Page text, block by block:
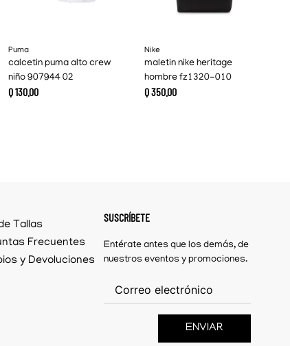
Puma
calcetin puma alto crew
niño 907944 02
Q13000
Nike
maletin nike heritage
hombre fz1320-010
Q35000
Tallas
Frecuentes
y Devoluciones
SUSCRÍBETE
Entérate antes que los demás, de
nuestros eventos y promociones.
ENVIAR